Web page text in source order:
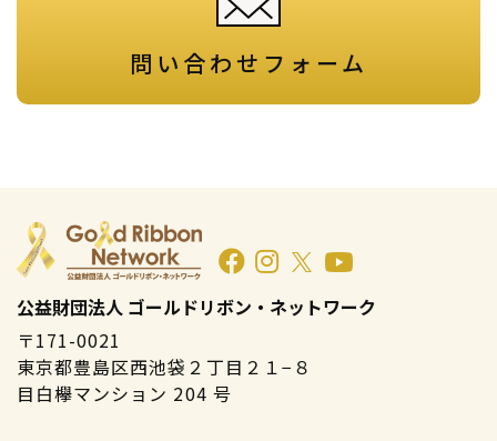
問い合わせフォーム
公益財団法人 ゴールドリボン・ネットワーク
〒171-0021
東京都豊島区西池袋２丁目２１−８
目白欅マンション 204 号